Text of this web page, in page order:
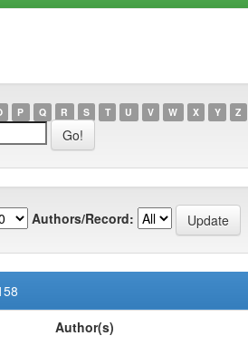
P Q R S T U V W X Y Z
Authors/Record:
Author(s)